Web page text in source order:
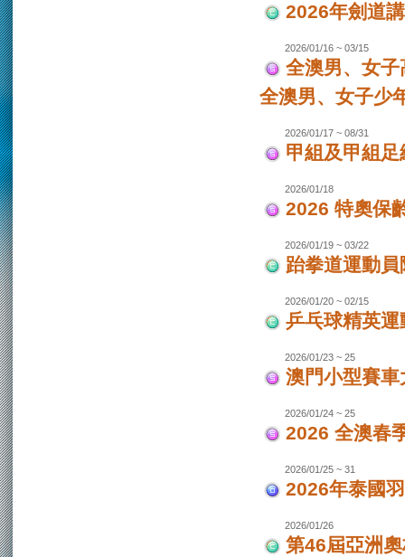
2026年劍道
2026/01/16 ~ 03/15
全澳男、女
全澳男、女子少
2026/01/17 ~ 08/31
甲組及甲組
2026/01/18
2026 特奧保
2026/01/19 ~ 03/22
跆拳道運動
2026/01/20 ~ 02/15
乒乓球精英
2026/01/23 ~ 25
澳門小型賽
2026/01/24 ~ 25
2026 全澳春
2026/01/25 ~ 31
2026年泰國
2026/01/26
第46屆亞洲